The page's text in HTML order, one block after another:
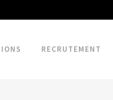
RECRUTEMENT